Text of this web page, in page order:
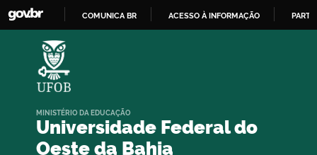
COMUNICA BR ACESSO À INFORMAÇÃO
Universidade Federal do
Oeste da Bahia
MINISTÉRIO DA EDUCAÇÃO